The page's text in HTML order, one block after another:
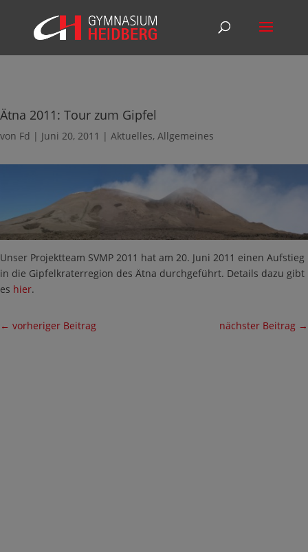
Ätna 2011: Tour zum Gipfel
von Fd | Juni 20, 2011 | Aktuelles, Allgemeines
Unser Projektteam SVMP 2011 hat am 20. Juni 2011 einen Aufstieg
in die Gipfelkraterregion des Ätna durchgeführt. Details dazu gibt
es hier.
← vorheriger Beitrag nächster Beitrag →